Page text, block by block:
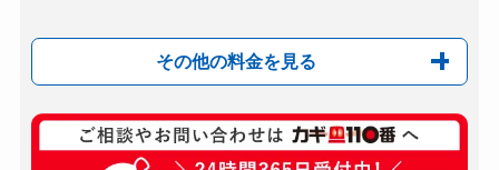
その他の料金を見る
玄関カギ複製 660円(税込)～